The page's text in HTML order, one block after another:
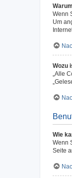
Wenn
Um
Wozu
„Alle
Wie
Wenn
Seite